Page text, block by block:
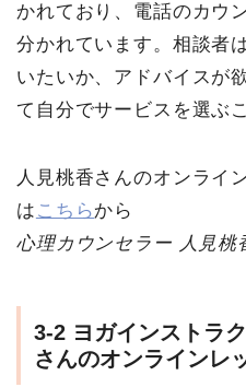
かれており、電話のカウ
分かれています。相談者
いたいか、アドバイスが
て自分でサービスを選ぶ
人見桃香さんのオンライ
は こちらから
心理カウンセラー 人見桃
3-2 ヨガインストラ
さんのオンラインレ